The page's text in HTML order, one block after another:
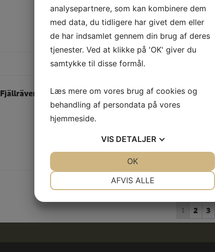
LÆS MERE
LÆS MERE
Fjällräven Abisko Hike Shirt LS W
(Blue Ridge)
699,00DKK
1 2 3
analysepartnere, som kan kombinere dem
med data, du tidligere har givet dem eller
de har indsamlet gennem din brug af deres
tjenester. Ved at klikke på 'OK' giver du
samtykke til disse formål.
Læs mere om vores brug af cookies og
behandling af persondata på vores
hjemmeside.
VIS DETALJER
STATISTIK
AFVIS ALLE
OK